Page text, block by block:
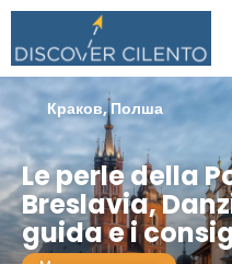
Le perle della
Breslavia,
guida e i
Краков, Полша